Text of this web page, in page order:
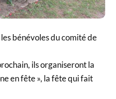
bénévoles du comité de
ils organiseront la
en fête », la fête qui fait